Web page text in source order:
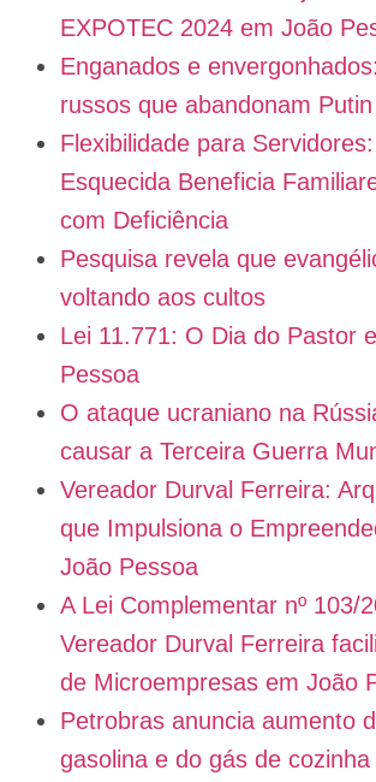
EXPOTEC 2024 em João
Enganados e
russos que abandonam Putin
Flexibilidade para
Esquecida Beneficia
com Deficiência
Pesquisa revela que
voltando aos cultos
Lei 11.771: O Dia do Pastor
Pessoa
O ataque ucraniano na
causar a Terceira Guerra
Vereador Durval Ferreira:
que Impulsiona o
João Pessoa
A Lei Complementar nº 103/
Vereador Durval Ferreira
de Microempresas em João
Petrobras anuncia aumento
gasolina e do gás de cozinha